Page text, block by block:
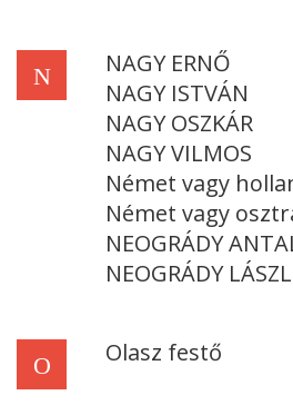
N
NAGY ERNŐ
NAGY ISTVÁN
NAGY OSZKÁR
NAGY VILMOS
Német vagy
Német vagy
NEOGRÁDY
NEOGRÁDY
O Olasz festő